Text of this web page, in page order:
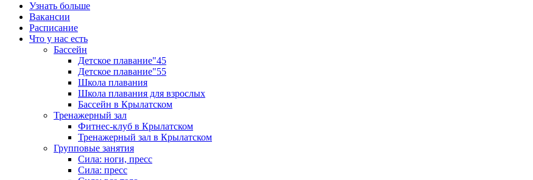
Узнать больше
Вакансии
Расписание
Что у нас есть
Бассейн
Детское плавание"45
Детское плавание"55
Школа плавания
Школа плавания для взрослых
Бассейн в Крылатском
Тренажерный зал
Фитнес-клуб в Крылатском
Тренажерный зал в Крылатском
Групповые занятия
Сила: ноги, пресс
Сила: пресс